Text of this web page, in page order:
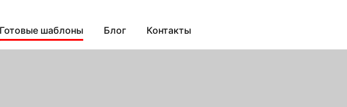
Готовые шаблоны Блог Контакты